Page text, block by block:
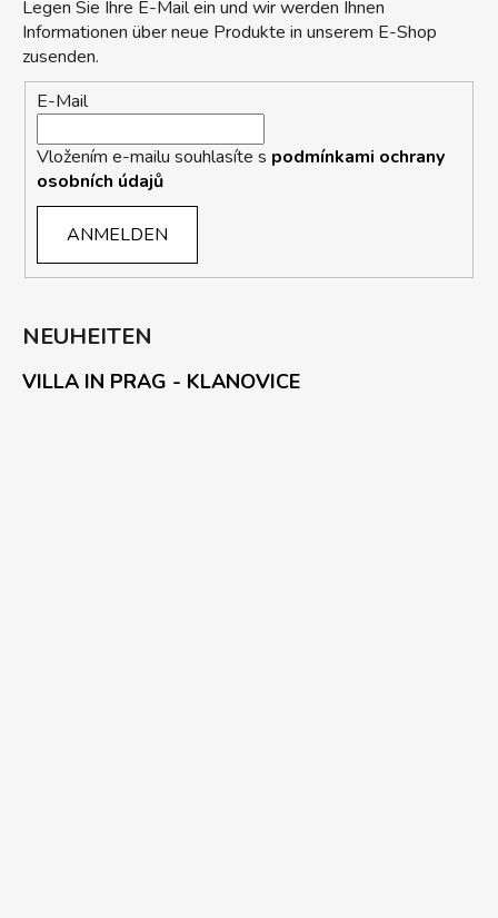
Legen Sie Ihre E-Mail ein und wir werden Ihnen
Informationen über neue Produkte in unserem E-Shop
zusenden.
E-Mail
Vložením e-mailu souhlasíte s podmínkami ochrany
osobních údajů
ANMELDEN
NEUHEITEN
VILLA IN PRAG - KLANOVICE